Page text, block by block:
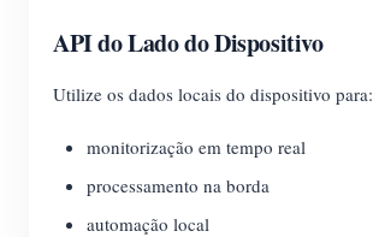
API do Lado do Dispositivo
Utilize os dados locais do dispositivo para:
monitorização em tempo real
processamento na borda
automação local